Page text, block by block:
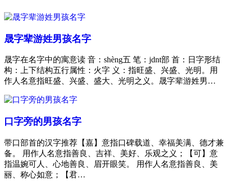
晟字辈游姓男孩名字
晟字在名字中的寓意读 音：shèng五 笔：jdnt部 首：日字形结
构：上下结构五行属性：火字 义：指旺盛、兴盛、光明。用
作人名意指旺盛、兴盛、盛大、光明之义。晟字辈游姓男…
口字旁的男孩名字
带口部首的汉字推荐【嘉】意指口碑载道、幸福美满、德才兼
备。 用作人名意指善良、吉祥、美好、乐观之义；【可】意
指温婉可人、心地善良、眉开眼笑。 用作人名意指善良、美
丽、称心如意；【君…